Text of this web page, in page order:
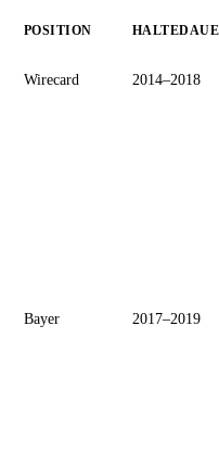
POSITION
Wirecard 2014–2018
Bayer 2017–2019